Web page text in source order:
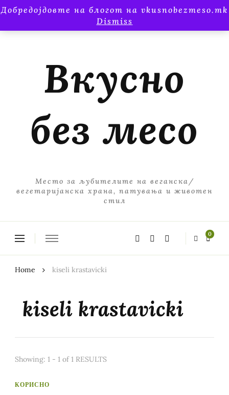
Добредојдовте на блогот на vkusnobezmeso.mk
Dismiss
Вкусно
без месо
Место за љубителите на веганска/
вегетаријанска храна, патувања и животен
стил
0
Home kiseli krastavicki
kiseli krastavicki
Showing: 1 - 1 of 1 RESULTS
КОРИСНО